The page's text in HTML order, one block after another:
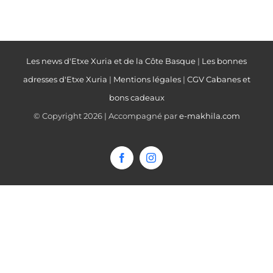
Les news d'Etxe Xuria et de la Côte Basque | Les bonnes
adresses d'Etxe Xuria | Mentions légales| CGV Cabanes et
bons cadeaux
© Copyright2026 | Accompagné pare-makhila.com
FacebookInstagram